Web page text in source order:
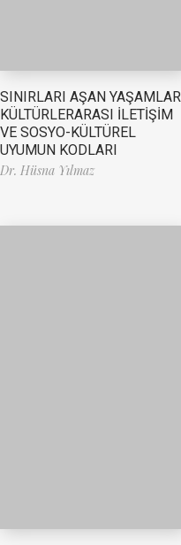
SINIRLARI AŞAN YAŞAMLAR
KÜLTÜRLERARASI İLETİŞİM
VE SOSYO-KÜLTÜREL
UYUMUN KODLARI
Dr. Hüsna Yılmaz